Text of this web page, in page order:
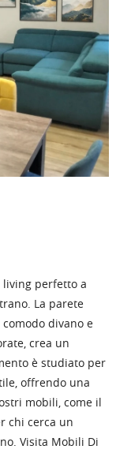
perfetto a
La parete
divano e
crea un
è studiato per
offrendo una
mobili, come il
chi cerca un
Visita Mobili Di